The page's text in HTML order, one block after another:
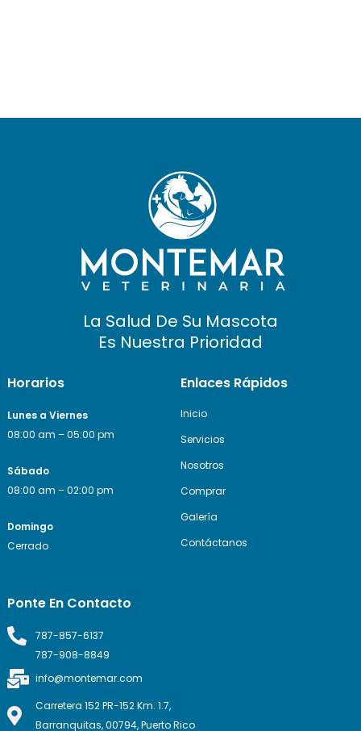
La Salud De Su Mascota
Es Nuestra Prioridad
Horarios
Lunes a Viernes
08:00 am – 05:00 pm
Sábado
08:00 am – 02:00 pm
Domingo
Cerrado
Enlaces Rápidos
Inicio
Servicios
Nosotros
Comprar
Galería
Contáctanos
Ponte En Contacto
787-857-6137
787-908-8849
info@montemar.com
Carretera 152 PR-152 Km. 1.7,
Barranquitas, 00794, Puerto Rico